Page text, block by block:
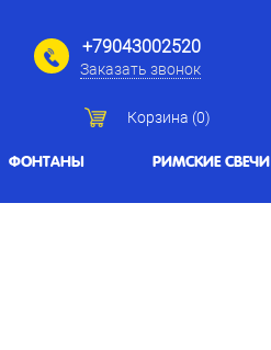
+79043002520
Заказать звонок
Корзина (0)
ФОНТАНЫ РИМСКИЕ СВЕЧИ